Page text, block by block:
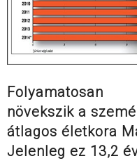
Folyamatosan
növekszik a
átlagos életkora
Jelenleg ez 13,2